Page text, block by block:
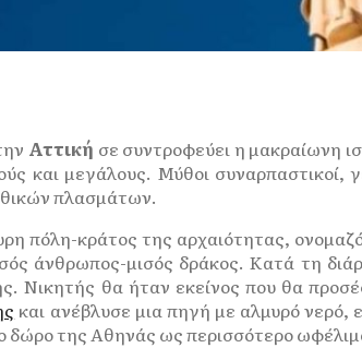
Αττική σε συντροφεύει η μακραίωνη
και μεγάλους. Μύθοι συναρπαστικοί,
πλασμάτων.
πόλη-κράτος της αρχαιότητας,
άνθρωπος-μισός δράκος. Κατά τη
Νικητής θα ήταν εκείνος που θα
και ανέβλυσε μια πηγή με αλμυρό νερό,
δώρο της Αθηνάς ως περισσότερο